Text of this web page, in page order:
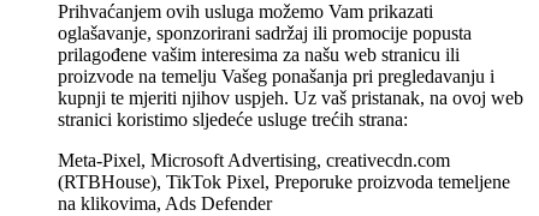
Prihvaćanjem ovih usluga možemo Vam prikazati
oglašavanje, sponzorirani sadržaj ili promocije popusta
prilagođene vašim interesima za našu web stranicu ili
proizvode na temelju Vašeg ponašanja pri pregledavanju i
kupnji te mjeriti njihov uspjeh. Uz vaš pristanak, na ovoj web
stranici koristimo sljedeće usluge trećih strana:
Meta-Pixel, Microsoft Advertising, creativecdn.com
(RTBHouse), TikTok Pixel, Preporuke proizvoda temeljene
na klikovima, Ads Defender